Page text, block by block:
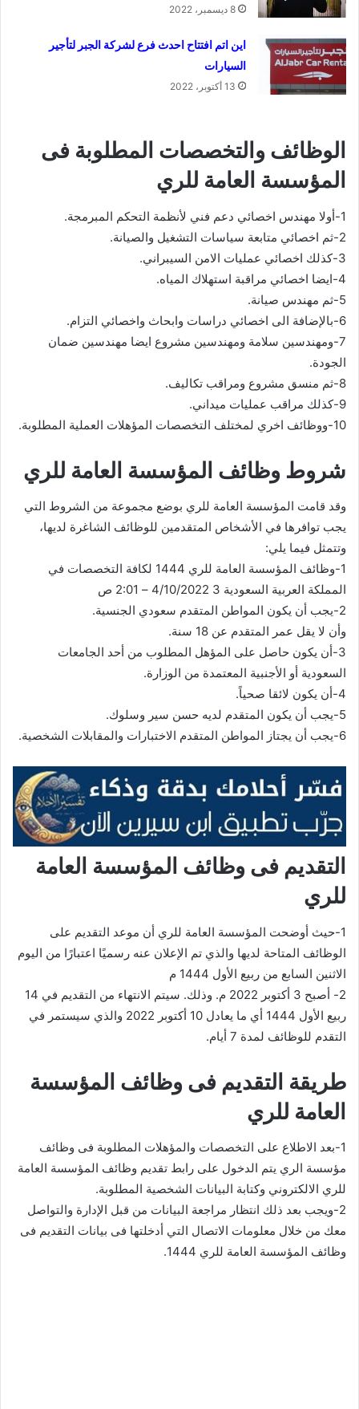
8 ديسمبر، 2022
اين اتم افتتاح احدث فرع لشركة الجبر لتأجير
السيارات
13 أكتوبر، 2022
الوظائف والتخصصات المطلوبة فى
المؤسسة العامة للري
1-أولا مهندس اخصائي دعم فني لأنظمة التحكم المبرمجة.
2-ثم اخصائي متابعة سياسات التشغيل والصيانة.
3-كذلك اخصائي عمليات الامن السيبراني.
4-ايضا اخصائي مراقبة استهلاك المياه.
5-ثم مهندس صيانة.
6-بالإضافة الى اخصائي دراسات وابحاث واخصائي التزام.
7-ومهندسين سلامة ومهندسين مشروع ايضا مهندسين ضمان
الجودة.
8-ثم منسق مشروع ومراقب تكاليف.
9-كذلك مراقب عمليات ميداني.
10-ووظائف اخري لمختلف التخصصات المؤهلات العملية المطلوبة.
شروط وظائف المؤسسة العامة للري
وقد قامت المؤسسة العامة للري بوضع مجموعة من الشروط التي
يجب توافرها في الأشخاص المتقدمين للوظائف الشاغرة لديها،
وتتمثل فيما يلي:
1-وظائف المؤسسة العامة للري 1444 لكافة التخصصات في
المملكة العربية السعودية 3 4/10/2022 – 2:01 ص
2-يجب أن يكون المواطن المتقدم سعودي الجنسية.
وأن لا يقل عمر المتقدم عن 18 سنة.
3-أن يكون حاصل على المؤهل المطلوب من أحد الجامعات
السعودية أو الأجنبية المعتمدة من الوزارة.
4-أن يكون لائقا صحياً.
5-يجب أن يكون المتقدم لديه حسن سير وسلوك.
6-يجب أن يجتاز المواطن المتقدم الاختبارات والمقابلات الشخصية.
التقديم فى وظائف المؤسسة العامة
للري
1-حيث أوضحت المؤسسة العامة للري أن موعد التقديم على
الوظائف المتاحة لديها والذي تم الإعلان عنه رسميًا اعتبارًا من اليوم
الاثنين السابع من ربيع الأول 1444 م
2- أصبح 3 أكتوبر 2022 م. وذلك. سيتم الانتهاء من التقديم في 14
ربيع الأول 1444 أي ما يعادل 10 أكتوبر 2022 والذي سيستمر في
التقدم للوظائف لمدة 7 أيام.
طريقة التقديم فى وظائف المؤسسة
العامة للري
1-بعد الاطلاع على التخصصات والمؤهلات المطلوبة فى وظائف
مؤسسة الري يتم الدخول على رابط تقديم وظائف المؤسسة العامة
للري الالكتروني وكتابة البيانات الشخصية المطلوبة.
2-ويجب بعد ذلك انتظار مراجعة البيانات من قبل الإدارة والتواصل
معك من خلال معلومات الاتصال التي أدخلتها فى بيانات التقديم فى
وظائف المؤسسة العامة للري 1444.